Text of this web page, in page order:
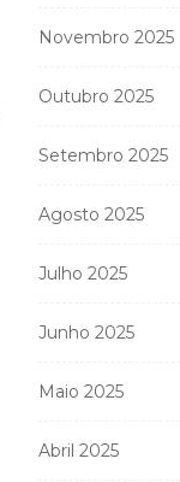
Novembro 2025
Outubro 2025
Setembro 2025
Agosto 2025
Julho 2025
Junho 2025
Maio 2025
Abril 2025